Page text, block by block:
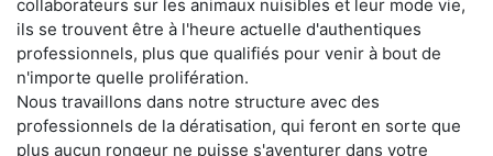
collaborateurs sur les animaux nuisibles et leur mode vie,
ils se trouvent être à l'heure actuelle d'authentiques
professionnels, plus que qualifiés pour venir à bout de
n'importe quelle prolifération.
Nous travaillons dans notre structure avec des
professionnels de la dératisation, qui feront en sorte que
plus aucun rongeur ne puisse s'aventurer dans votre